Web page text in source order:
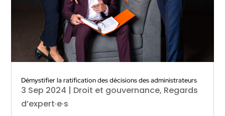
Démystifier la ratification des décisions des administrateurs
3 Sep 2024 | Droit et gouvernance, Regards
d’expert·e·s